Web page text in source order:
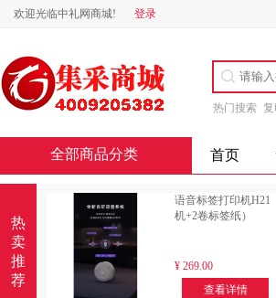
欢迎光临中礼网商城! 登录
热门搜索
全部商品分类 首页
热
卖
推
荐
语音标签打印机H21
机+2卷标签纸）
¥ 269.00
查看详情